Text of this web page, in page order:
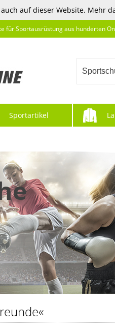
auf dieser Website. Mehr
für Sportausrüstung aus hunderten
Sportartikel